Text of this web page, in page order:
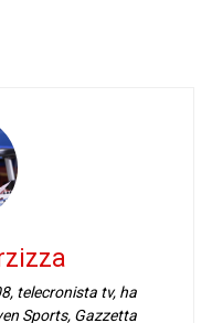
telecronista tv, ha
Sports, Gazzetta